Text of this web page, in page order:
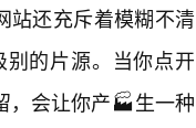
站还充斥着模糊不清
的片源。当你点开
，会让你产🏭生一种